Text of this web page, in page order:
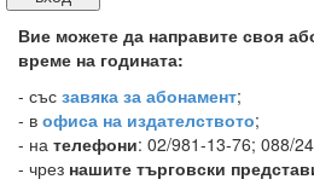
Вие можете да направите своя
време на годината:
- със завяка за абонамент;
- в офиса на издателството;
- на телефони: 02/981-13-76; 088/
- чрез нашите търговски